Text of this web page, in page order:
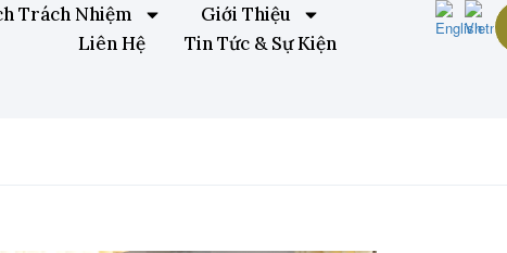
Trách Nhiệm
Giới Thiệu
Liên Hệ
Tin Tức & Sự Kiện